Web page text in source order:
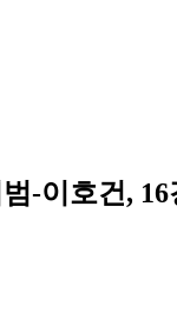
-이호건,